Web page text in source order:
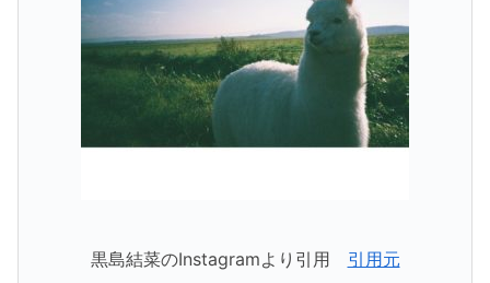
黒島結菜のInstagramより引用 引用元